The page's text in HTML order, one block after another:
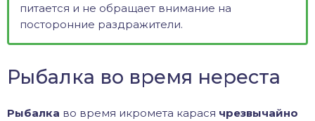
питается и не обращает внимание на
посторонние раздражители.
Рыбалка во время нереста
Рыбалка во время икромета карася чрезвычайно